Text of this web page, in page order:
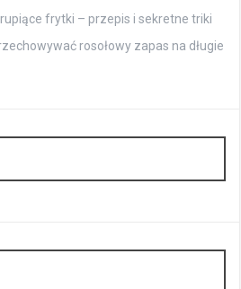
frytki – przepis i sekretne triki
rosołowy zapas na długie